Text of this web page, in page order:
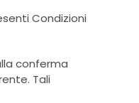
Condizioni
conferma
Tali